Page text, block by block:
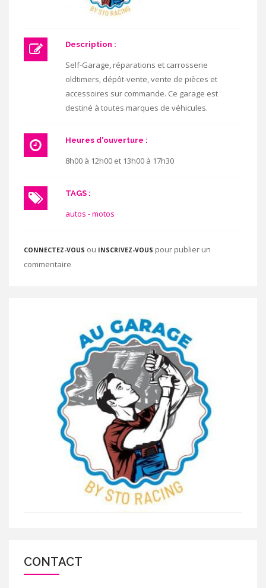
Description :
Self-Garage, réparations et carrosserie
oldtimers, dépôt-vente, vente de pièces et
accessoires sur commande. Ce garage est
destiné à toutes marques de véhicules.
Heures d'ouverture :
8h00 à 12h00 et 13h00 à 17h30
TAGS :
autos - motos
CONNECTEZ-VOUS ou INSCRIVEZ-VOUS pour publier un
commentaire
CONTACT